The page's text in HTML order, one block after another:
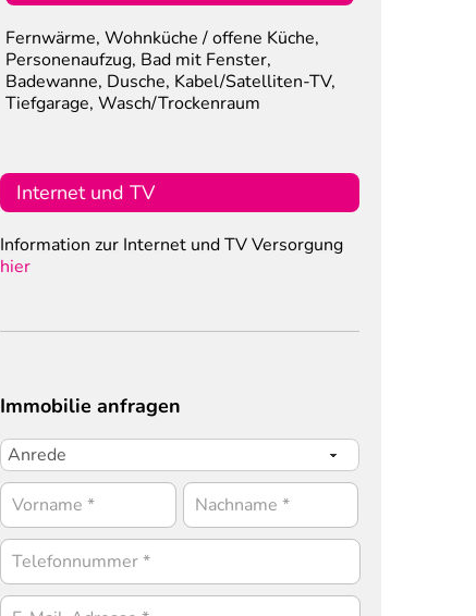
Fernwärme, Wohnküche / offene Küche,
Personenaufzug, Bad mit Fenster,
Badewanne, Dusche, Kabel/Satelliten-TV,
Tiefgarage, Wasch/Trockenraum
Internet und TV
Information zur Internet und TV Versorgung
hier
Immobilie anfragen